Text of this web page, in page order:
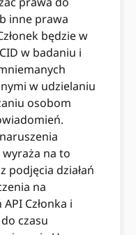
inne prawa
będzie w
w badaniu i
w udzielaniu
osobom
wyraża na to
podjęcia działań
na
Członka i
czasu